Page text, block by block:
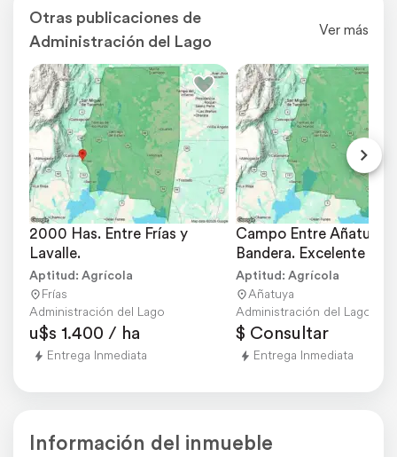
Otras publicaciones de
Administración del Lago
Ver más
2000 Has. Entre Frías y
Lavalle.
Aptitud: Agrícola
Frías
Administración del Lago
u$s 1.400 / ha
Entrega Inmediata
Campo Entre Añatuya y
Bandera. Excelente
Ubicación.
Aptitud: Agrícola
Añatuya
Administración del Lago
$ Consultar
Entrega Inmediata
Información del inmueble